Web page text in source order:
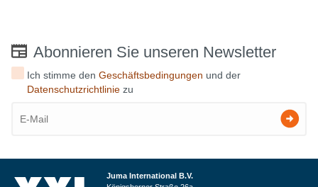
Abonnieren Sie unseren Newsletter
Ich stimme denGeschäftsbedingungen und der
Datenschutzrichtlinie zu
Juma International B.V.